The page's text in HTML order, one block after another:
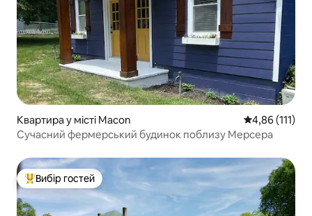
Квартира у місті Macon Середня
4,86 (111)
Сучасний фермерський будинок поблизу Мерсера
Топ вибір гостей
Вибір гостей